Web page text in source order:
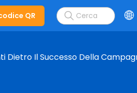
QR
Dietro Il Successo Della